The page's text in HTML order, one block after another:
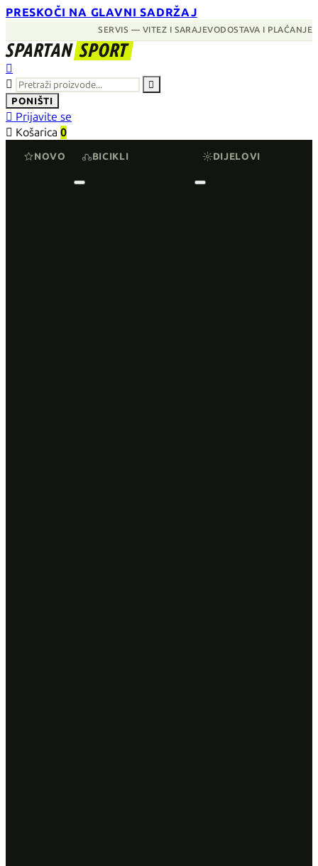
PRESKOČI NA GLAVNI SADRŽAJ
SERVIS — VITEZ I SARAJEVODOSTAVA I PLAĆANJE
SPARTAN SPORT



PONIŠTI
 Prijavite se
 Košarica 0
NOVO BICIKLI DIJELOVI